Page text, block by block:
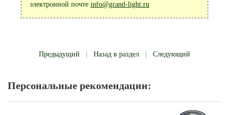
электронной почте info@grand-light.ru
Предыдущий Назад в раздел Следующий
Персональные рекомендации: